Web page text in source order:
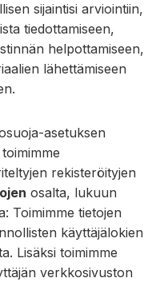
sijaintisi arviointiin,
tiedottamiseen,
helpottamiseen,
lähettämiseen
asetuksen
rekisteröityjen
osalta, lukuun
Toimimme tietojen
käyttäjälokien
Lisäksi toimimme
verkkosivuston